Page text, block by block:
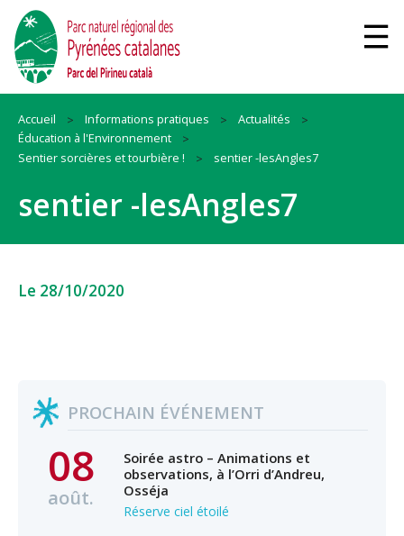
Accueil Informations pratiques
Actualités
Éducation à l'Environnement
Sentier sorcières et tourbière !
sentier -lesAngles7
sentier -lesAngles7
Le 28/10/2020
PROCHAIN ÉVÉNEMENT
08
août.
Soirée astro – Animations et
observations, à l’Orri d’Andreu,
Osséja
Réserve ciel étoilé